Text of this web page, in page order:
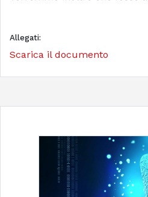
Allegati:
Scarica il documento